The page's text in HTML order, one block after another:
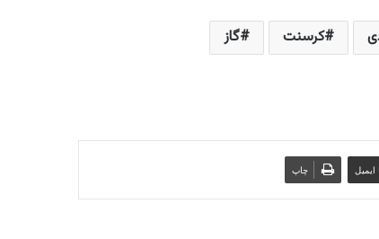
کرسنت گاز
ایمیل چاپ